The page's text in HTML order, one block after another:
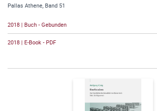
Pallas Athene, Band 51
2018 | Buch - Gebunden
2018 | E-Book - PDF